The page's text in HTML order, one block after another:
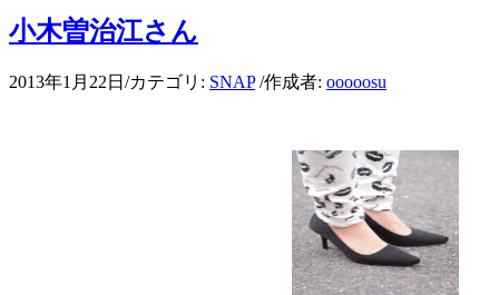
小木曽治江さん
2013年1月22日 /カテゴリ: SNAP /作成者: ooooosu